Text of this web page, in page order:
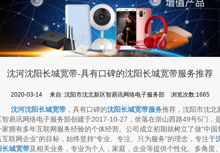
沈河沈阳长城宽带-具有口碑的沈阳长城宽带服务推荐
2020-03-14 来自: 沈阳市沈北新区智易讯网络电子服务部 浏览次数:1665
沈河沈阳长城宽带，具有口碑的沈阳长城宽带服务推荐，沈阳市沈北
智易讯网络电子服务部创建于2017-10-27，坐落在崇山西路49号5门，
家拥有多年互联网服务经验的个体经营。公司成立初期就树立了做“中国
互联网企业”的目标，始终坚持“专业、专注、只为服务”的理念，专注于
长城宽带及相关业务，专业为个人，家庭，企业等提供个性化、多角度